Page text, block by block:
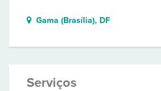
Gama (Brasília), DF
Serviços